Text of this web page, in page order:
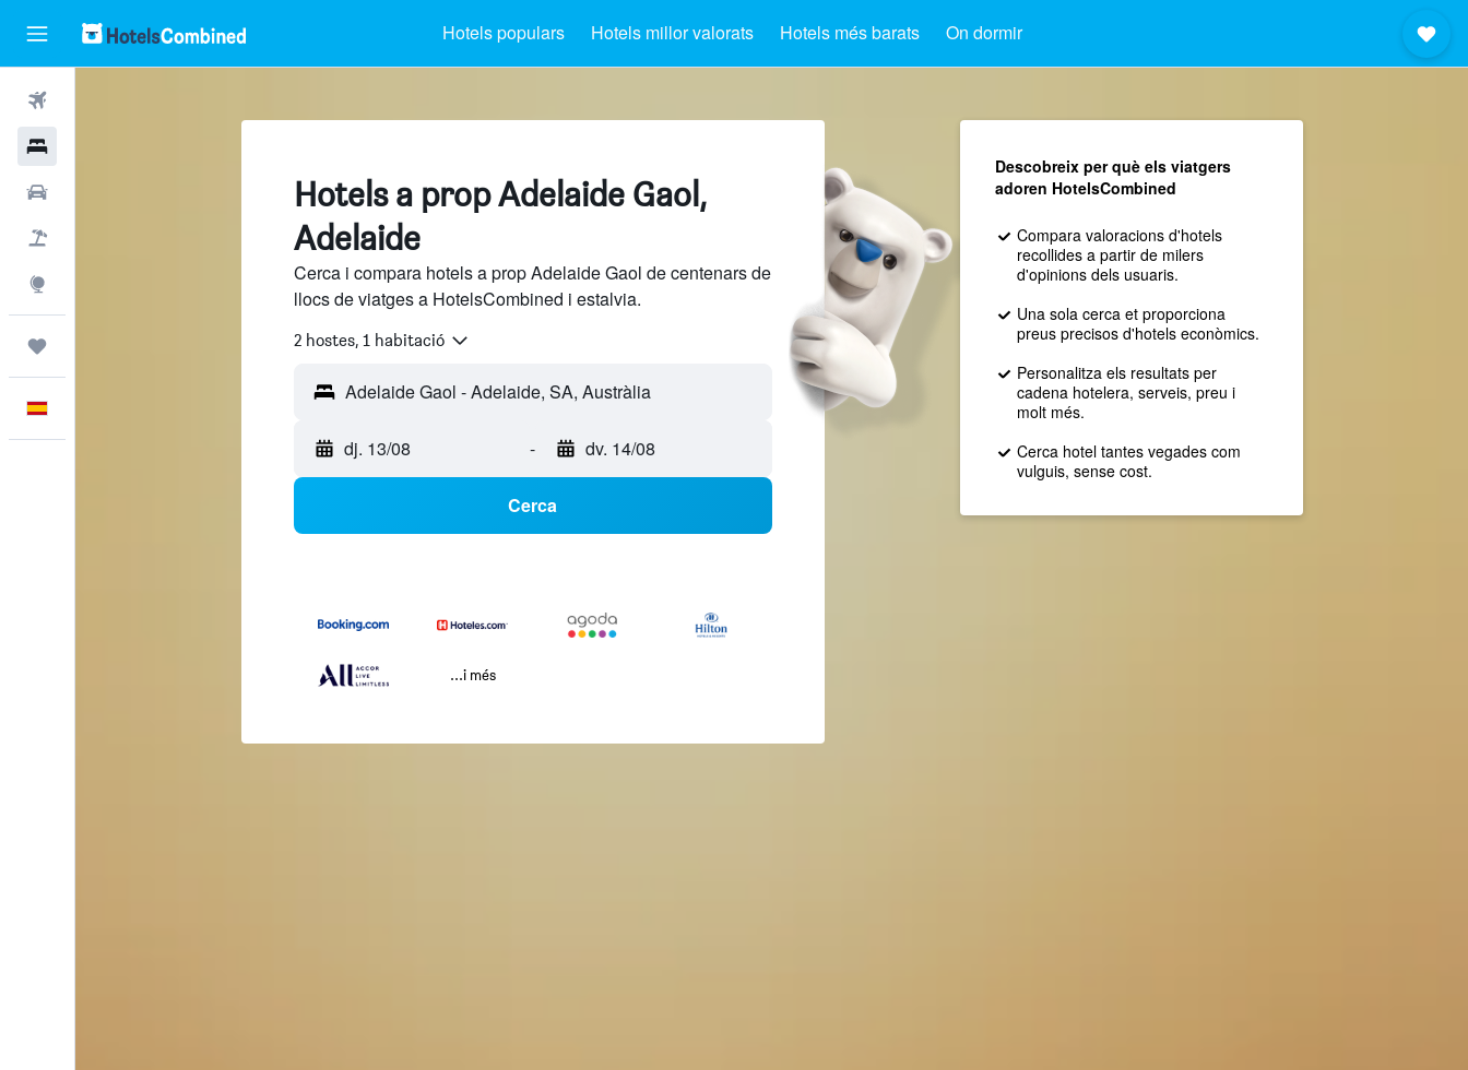
Hotels populars Hotels millor valorats Hotels més barats On dormir
Hotels a prop Adelaide Gaol,
Adelaide
Cerca i compara hotels a prop Adelaide Gaol de centenars de
llocs de viatges a HotelsCombined i estalvia.
2 hostes, 1 habitació
dj. 13/08 - dv. 14/08
Cerca
...i més
Descobreix per què els viatgers
adoren HotelsCombined
Compara valoracions d'hotels
recollides a partir de milers
d'opinions dels usuaris.
Una sola cerca et proporciona
preus precisos d'hotels econòmics.
Personalitza els resultats per
cadena hotelera, serveis, preu i
molt més.
Cerca hotel tantes vegades com
vulguis, sense cost.